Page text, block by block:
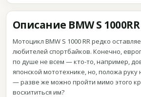
Описание BMW S
Мотоцикл BMW S 1000 RR редко
любителей спортбайков. Конечно,
по душе не всем — кто-то, например,
японской мототехнике, но, положа руку
— разве же можно пройти мимо этого
восхититься им?